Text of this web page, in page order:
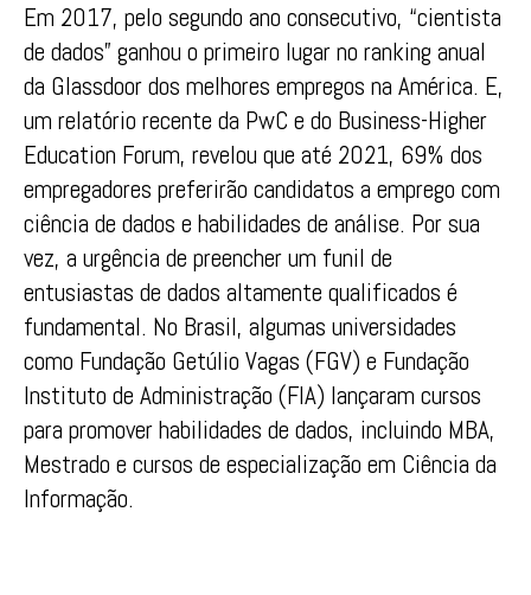
Em 2017, pelo segundo ano consecutivo, “cientista
de dados” ganhou o primeiro lugar no ranking anual
da Glassdoor dos melhores empregos na América. E,
um relatório recente da PwC e do Business-Higher
Education Forum, revelou que até 2021, 69% dos
empregadores preferirão candidatos a emprego com
ciência de dados e habilidades de análise. Por sua
vez, a urgência de preencher um funil de
entusiastas de dados altamente qualificados é
fundamental. No Brasil, algumas universidades
como Fundação Getúlio Vagas (FGV) e Fundação
Instituto de Administração (FIA) lançaram cursos
para promover habilidades de dados, incluindo MBA,
Mestrado e cursos de especialização em Ciência da
Informação.